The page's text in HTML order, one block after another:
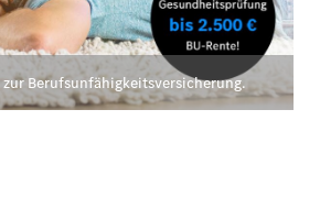
Berufsunfähigkeitsversicherung.